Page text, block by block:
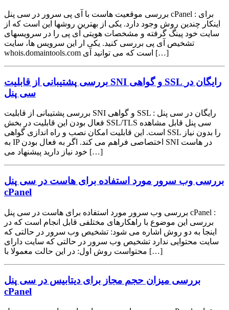
بررسی موقعیت هاست با آی پی سرور در سی پنل cPanel : برای
اینکار چندین روش وجود دارد. یکی از بهترین روشها این است که از
سایت خود پینگ گرفته و مشخصات هویتی آی پی را در سرویسهای
تشخیص آی پی بررسی کنید. یکی ار این سرویس ها، سایت
whois.domaintools.com است که می توانید آی […]
بررسی پشتیبانی از قابلیت SNI و گواهی SSL رایگان در
سی پنل
بررسی پشتیبانی از قابلیت SNI و گواهی SSL رایگان در سی پنل :
فعال بودن این قابلیت در بخش SSL/TLS سی پنل قابل مشاهده
است. این قابلیت امکان نصب و راه اندازی گواهی SSL را بدون نیاز
به IP اختصاصی فراهم می کند. اگر به فعال بودن SNI در هاست
خود نیاز دارید پیشنهاد می […]
بررسی وب سرور مورد استفاده برای هاست در سی پنل
cPanel
بررسی وب سرور مورد استفاده برای هاست در سی پنل cPanel :
بررسی این موضوع با راهکارهای مختلفی قابل انجام است که در
اینجا به دو روش اشاره می شود: تشخیص وب سرور در حالتی که
سایت محتوایی ندارد تشخیص وب سرور در حالتی که سایت دارای
محتواست روش اول: در این حالت معمولا با […]
بررسی میزان حجم مجاز برای دیتابیس در سی پنل
cPanel